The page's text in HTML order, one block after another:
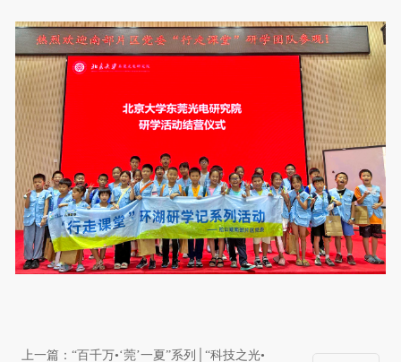
上一篇： “百千万•‘莞’一夏”系列│“科技之光•